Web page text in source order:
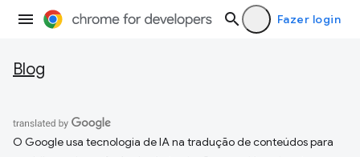
Fazer login
Blog
O Google usa tecnologia de IA na tradução de conteúdos para